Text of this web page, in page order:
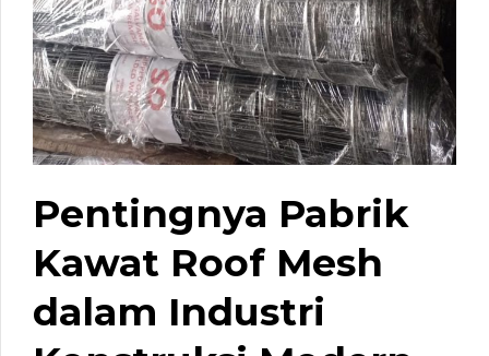
Pentingnya Pabrik
Kawat Roof Mesh
dalam Industri